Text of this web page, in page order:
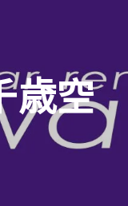
歳空